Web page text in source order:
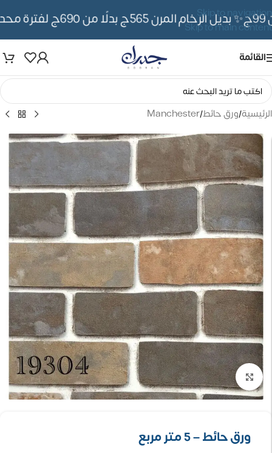
Skip to navigation
Skip to main content
✨ بديل الرخام المرن 565ج بدلًا من 690ج لفترة محدوده
القائمة
الرئيسية/ورق حائط/
Manchester
تكبير الصورة
ورق حائط – 5 متر مربع